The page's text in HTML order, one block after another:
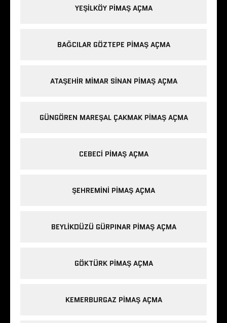
YEŞILKÖY PIMAŞ AÇMA
BAĞCILAR GÖZTEPE PIMAŞ AÇMA
ATAŞEHIR MIMAR SINAN PIMAŞ AÇMA
GÜNGÖREN MAREŞAL ÇAKMAK PIMAŞ AÇMA
CEBECI PIMAŞ AÇMA
ŞEHREMINI PIMAŞ AÇMA
BEYLIKDÜZÜ GÜRPINAR PIMAŞ AÇMA
GÖKTÜRK PIMAŞ AÇMA
KEMERBURGAZ PIMAŞ AÇMA